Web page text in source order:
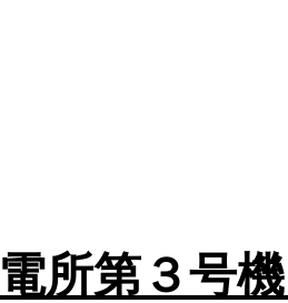
所第３号